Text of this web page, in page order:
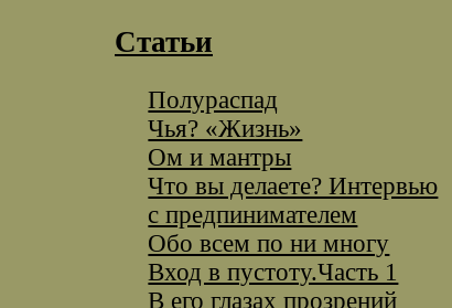
Статьи
Полураспад
Чья? «Жизнь»
Ом и мантры
Что вы делаете? Интервью
с предпинимателем
Обо всем по ни многу
Вход в пустоту.Часть 1
В его глазах прозрений